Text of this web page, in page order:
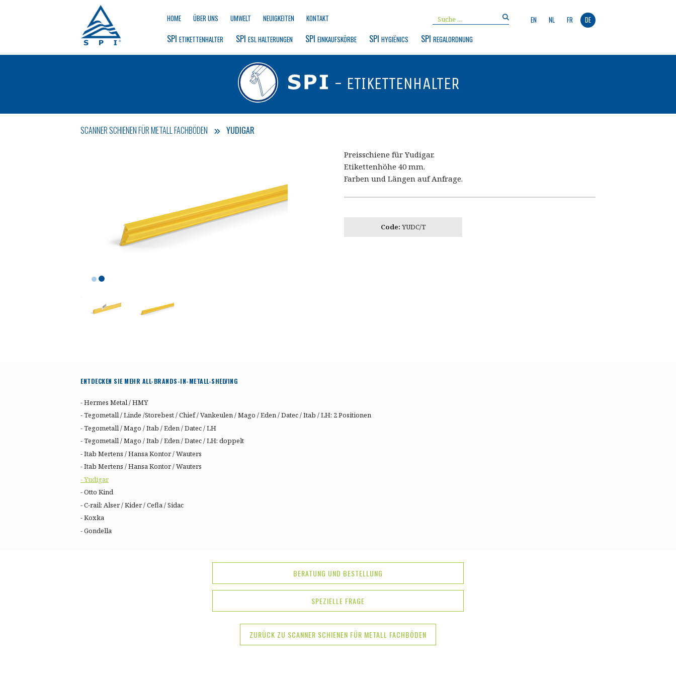
HOME ÜBER UNS UMWELT NEUIGKEITEN KONTAKT EN NL FR DE
SPI ETIKETTENHALTER SPI ESL HALTERUNGEN SPI EINKAUFSKÖRBE SPI HYGIËNICS SPI REGALORDNUNG
- ETIKETTENHALTER
SCANNER SCHIENEN FÜR METALL FACHBÖDEN YUDIGAR
Preisschiene für Yudigar.
Etikettenhöhe 40 mm.
Farben und Längen auf Anfrage.
Code: YUDC/T
ENTDECKEN SIE MEHR ALL-BRANDS-IN-METALL-SHELVING
- Hermes Metal / HMY
- Tegometall / Linde /Storebest / Chief / Vankeulen / Mago / Eden / Datec / Itab / LH: 2 Positionen
- Tegometall / Mago / Itab / Eden / Datec / LH
- Tegometall / Mago / Itab / Eden / Datec / LH: doppelt
- Itab Mertens / Hansa Kontor / Wauters
- Itab Mertens / Hansa Kontor / Wauters
- Yudigar
- Otto Kind
- C-rail: Alser / Kider / Cefla / Sidac
- Koxka
- Gondella
BERATUNG UND BESTELLUNG
SPEZIELLE FRAGE
ZURÜCK ZU SCANNER SCHIENEN FÜR METALL FACHBÖDEN